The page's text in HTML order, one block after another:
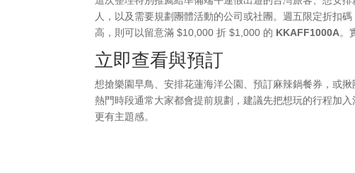
人，以及需要規劃團體活動的公司或社團。週五限定折扣碼
高，則可以留意滿 $10,000 折 $1,000 的 KKAFF1000A。
立即查看與預訂
想搶樂園早鳥、安排花蓮海洋公園、預訂麻辣鍋餐券，或
熱門時段通常大家都會提前規劃，建議先把想玩的行程加
更有主題感。